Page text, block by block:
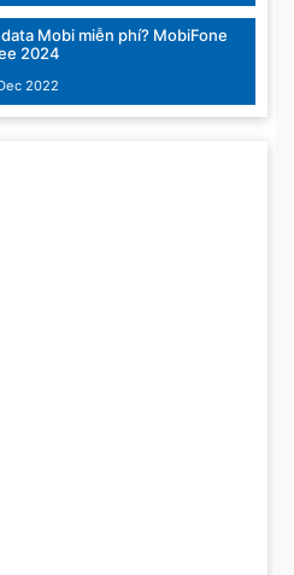
Mobi miễn phí? MobiFone
2024
2022